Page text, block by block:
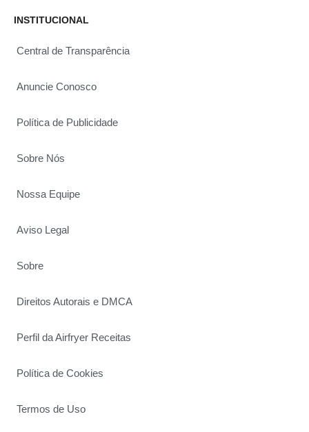
INSTITUCIONAL
Central de Transparência
Anuncie Conosco
Política de Publicidade
Sobre Nós
Nossa Equipe
Aviso Legal
Sobre
Direitos Autorais e DMCA
Perfil da Airfryer Receitas
Política de Cookies
Termos de Uso